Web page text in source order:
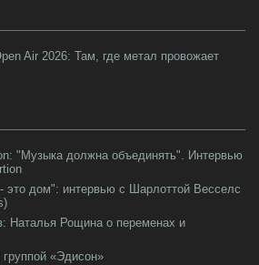
Air 2026: Там, где метал провожает
"Музыка должна объединять". Интервью
это дом": интервью с Шарлоттой Весселс
Наталья Рощина о переменах и
«Эдисон»